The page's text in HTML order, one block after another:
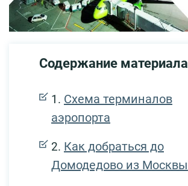
Содержание материала
Схема терминалов
аэропорта
Как добраться до
Домодедово из Москвы